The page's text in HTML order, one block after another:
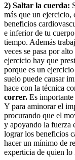
2) Saltar la cuerda:
más que un ejercicio,
beneficios
e inferior de tu
tiempo. Además
veces se pasa por
ejercicio hay que
porque es un
suelo puede causar
hace con la técnica
correr. Es
Y para aminorar el
procurando que el
y apoyando la fuerza
lograr los beneficios
hacer un mínimo de
experticia de quien lo